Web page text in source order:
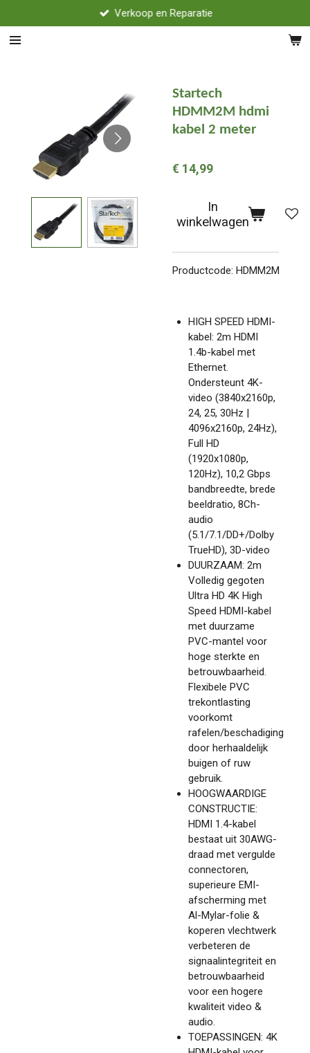
direct
naar
Verkoop en Reparatie
Startech
HDMM2M hdmi
kabel 2 meter
€ 14,99
In
winkelwagen
Productcode: HDMM2M
HIGH SPEED HDMI-
kabel: 2m HDMI
1.4b-kabel met
Ethernet.
Ondersteunt 4K-
video (3840x2160p,
24, 25, 30Hz |
4096x2160p, 24Hz),
Full HD
(1920x1080p,
120Hz), 10,2 Gbps
bandbreedte, brede
beeldratio, 8Ch-
audio
(5.1/7.1/DD+/Dolby
TrueHD), 3D-video
DUURZAAM: 2m
Volledig gegoten
Ultra HD 4K High
Speed HDMI-kabel
met duurzame
PVC-mantel voor
hoge sterkte en
betrouwbaarheid.
Flexibele PVC
trekontlasting
voorkomt
rafelen/beschadiging
door herhaaldelijk
buigen of ruw
gebruik.
HOOGWAARDIGE
CONSTRUCTIE:
HDMI 1.4-kabel
bestaat uit 30AWG-
draad met vergulde
connectoren,
superieure EMI-
afscherming met
Al-Mylar-folie &
koperen vlechtwerk
verbeteren de
signaalintegriteit en
betrouwbaarheid
voor een hogere
kwaliteit video &
audio.
TOEPASSINGEN: 4K